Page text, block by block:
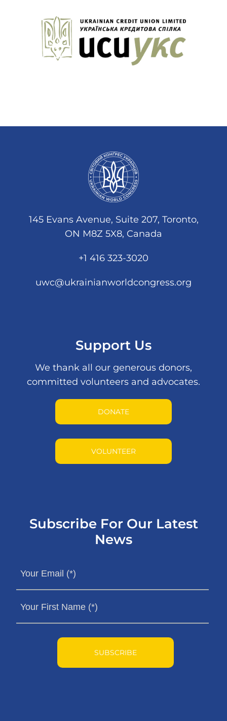
145 Evans Avenue, Suite 207, Toronto,
ON M8Z 5X8, Canada
+1 416 323-3020
uwc@ukrainianworldcongress.org
Support Us
We thank all our generous donors,
committed volunteers and advocates.
DONATE
VOLUNTEER
Subscribe For Our Latest
News